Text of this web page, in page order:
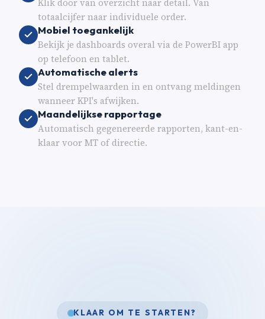
Klik door van overzicht naar detail. Van
totaalcijfer naar individuele order.
Mobiel toegankelijk
Bekijk je dashboards overal via de PowerBI app
op telefoon en tablet.
Automatische alerts
Stel drempelwaarden in en ontvang meldingen
wanneer KPI's afwijken.
Maandelijkse rapportage
Automatisch gegenereerde rapporten, kant-en-
klaar voor MT of directie.
KLAAR OM TE STARTEN?